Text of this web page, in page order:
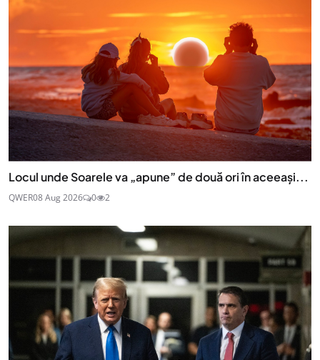
Locul unde Soarele va „apune” de două ori în aceeași...
QWER08 Aug 2026 0 2